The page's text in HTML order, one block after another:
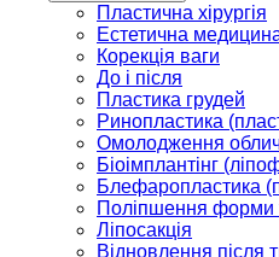
Пластична хірургія
Естетична
Корекція ваги
До і після
Пластика грудей
Ринопластика
Омолодження
Біоімплантінг
Блефаропластика
Поліпшення форми
Ліпосакція
Відновлення після